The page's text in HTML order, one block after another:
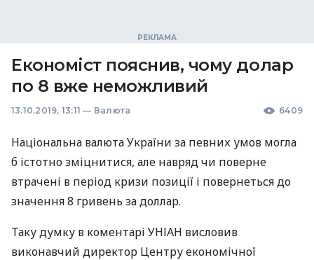
Економіст пояснив, чому долар
по 8 вже неможливий
13.10.2019, 13:11 — Валюта 6409
Національна валюта України за певних умов могла
б істотно зміцнитися, але навряд чи поверне
втрачені в період кризи позиції і повернеться до
значення 8 гривень за доллар.
Таку думку в коментарі УНІАН висловив
виконавчий директор Центру економічної